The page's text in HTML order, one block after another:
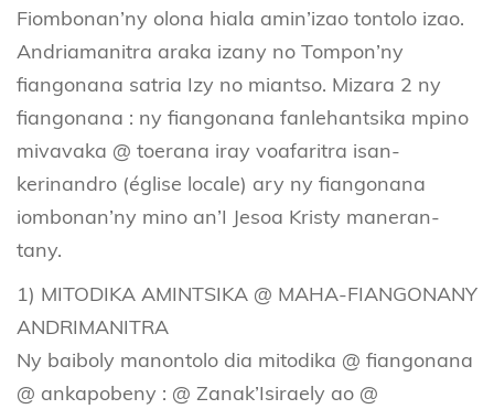
Fiombonan’ny olona hiala amin’izao tontolo izao.
Andriamanitra araka izany no Tompon’ny
fiangonana satria Izy no miantso. Mizara 2 ny
fiangonana : ny fiangonana fanlehantsika mpino
mivavaka @ toerana iray voafaritra isan-
kerinandro (église locale) ary ny fiangonana
iombonan’ny mino an’I Jesoa Kristy maneran-
tany.
1) MITODIKA AMINTSIKA @ MAHA-FIANGONANY
ANDRIMANITRA
Ny baiboly manontolo dia mitodika @ fiangonana
@ ankapobeny : @ Zanak’Isiraely ao @